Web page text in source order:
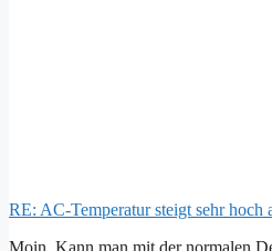
RE: AC-Temperatur steigt sehr hoch
Moin, Kann man mit der normalen